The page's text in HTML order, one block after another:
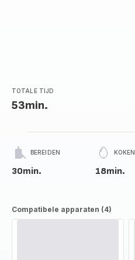
TOTALE TIJD
53min.
BEREIDEN
30min.
KOKEN
18min.
Compatibele apparaten (4)